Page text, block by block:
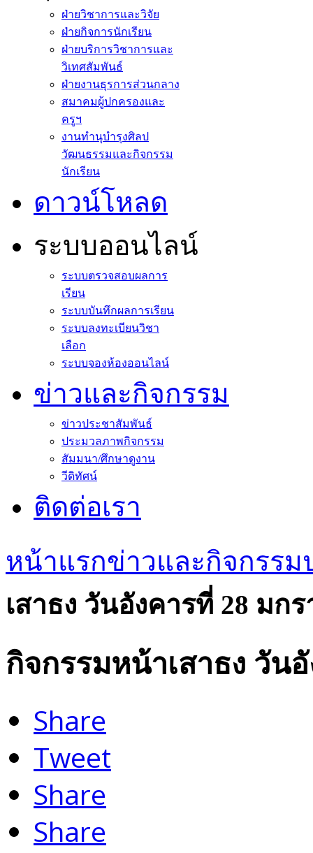
ฝ่ายวิชาการและวิจัย
ฝ่ายกิจการนักเรียน
ฝ่ายบริการวิชาการและ
วิเทศสัมพันธ์
ฝ่ายงานธุรการส่วนกลาง
สมาคมผู้ปกครองและ
ครูฯ
งานทำนุบำรุงศิลป
วัฒนธรรมและกิจกรรม
นักเรียน
ดาวน์โหลด
ระบบออนไลน์
ระบบตรวจสอบผลการ
เรียน
ระบบบันทึกผลการเรียน
ระบบลงทะเบียนวิชา
เลือก
ระบบจองห้องออนไลน์
ข่าวและกิจกรรม
ข่าวประชาสัมพันธ์
ประมวลภาพกิจกรรม
สัมมนา/ศึกษาดูงาน
วีดิทัศน์
ติดต่อเรา
หน้าแรกข่าวและกิจกรรม
เสาธง วันอังคารที่ 28 มก
กิจกรรมหน้าเสาธง วัน
Share
Tweet
Share
Share